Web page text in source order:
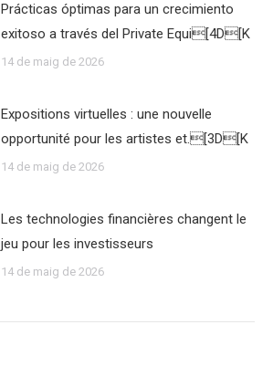
Prácticas óptimas para un crecimiento
exitoso a través del Private Equi[4D[K
14 de maig de 2026
Expositions virtuelles : une nouvelle
opportunité pour les artistes et.[3D[K
14 de maig de 2026
Les technologies financières changent le
jeu pour les investisseurs
14 de maig de 2026